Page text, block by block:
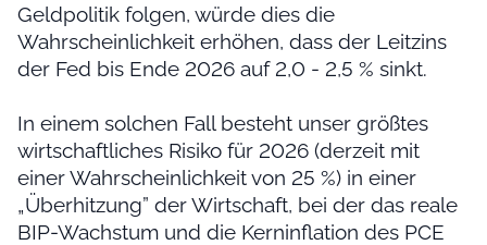
Geldpolitik folgen, würde dies die
Wahrscheinlichkeit erhöhen, dass der Leitzins
der Fed bis Ende 2026 auf 2,0 - 2,5 % sinkt.
In einem solchen Fall besteht unser größtes
wirtschaftliches Risiko für 2026 (derzeit mit
einer Wahrscheinlichkeit von 25 %) in einer
„Überhitzung” der Wirtschaft, bei der das reale
BIP-Wachstum und die Kerninflation des PCE